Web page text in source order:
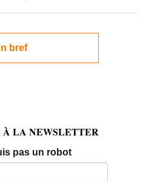
bref
À LA NEWSLETTER
pas un robotEmail